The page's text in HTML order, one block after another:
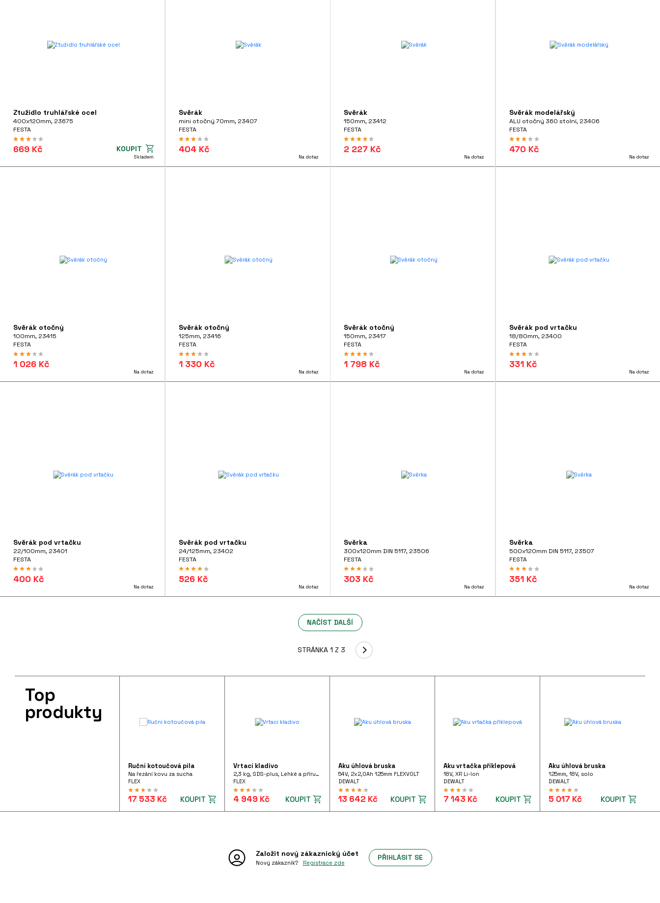
Ztužidlo truhlářské ocel
400x120mm, 23675
FESTA
669 Kč KOUPIT
Skladem
Svěrák
mini otočný 70mm, 23407
FESTA
404 Kč
Na dotaz
Svěrák
150mm, 23412
FESTA
2 227 Kč
Na dotaz
Svěrák modelářský
ALU otočný 360 stolní, 23406
FESTA
470 Kč
Na dotaz
Svěrák otočný
100mm, 23415
FESTA
1 026 Kč
Na dotaz
Svěrák otočný
125mm, 23416
FESTA
1 330 Kč
Na dotaz
Svěrák otočný
150mm, 23417
FESTA
1 798 Kč
Na dotaz
Svěrák pod vrtačku
18/80mm, 23400
FESTA
331 Kč
Na dotaz
Svěrák pod vrtačku
22/100mm, 23401
FESTA
400 Kč
Na dotaz
Svěrák pod vrtačku
24/125mm, 23402
FESTA
526 Kč
Na dotaz
Svěrka
300x120mm DIN 5117, 23506
FESTA
303 Kč
Na dotaz
Svěrka
500x120mm DIN 5117, 23507
FESTA
351 Kč
Na dotaz
NAČÍST DALŠÍ
STRÁNKA 1 Z 3
Top
produkty
Ruční kotoučová pila
Na řezání kovu za sucha
FLEX
17 533 Kč KOUPIT
Vrtací kladivo
2,3 kg, SDS-plus, Lehké a příruční vrtací kladivo 710 W pistolového tvaru, FHE 2-22 SDS-plus 230/CEE
FLEX
4 949 Kč KOUPIT
Aku úhlová bruska
54V, 2x2,0Ah 125mm FLEXVOLT
DEWALT
13 642 Kč KOUPIT
Aku vrtačka příklepová
18V, XR Li-Ion
DEWALT
7 143 Kč KOUPIT
Aku úhlová bruska
125mm, 18V, solo
DEWALT
5 017 Kč KOUPIT
Založit nový zákaznický účet
Nový zákazník? Registrace zde
PŘIHLÁSIT SE